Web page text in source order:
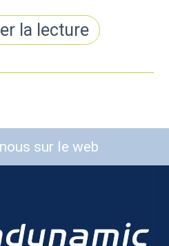
la lecture
sur le web